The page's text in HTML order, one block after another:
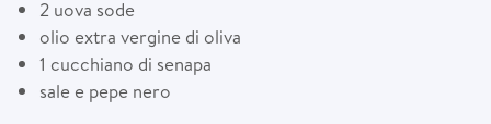
2 uova sode
olio extra vergine di oliva
1 cucchiano di senapa
sale e pepe nero